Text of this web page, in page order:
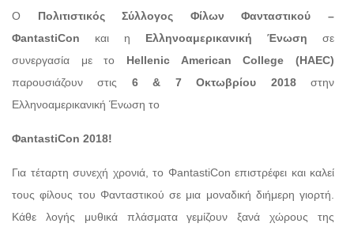
Ο Πολιτιστικός Σύλλογος Φίλων Φανταστικού –
ΦantastiCon και η Ελληνοαμερικανική Ένωση σε
συνεργασία με το Hellenic AmericanCollege (HAEC)
παρουσιάζουν στις 6 & 7 Οκτωβρίου 2018στην
Ελληνοαμερικανική Ένωση το
ΦantastiCon 2018!
Για τέταρτη συνεχή χρονιά, το ΦantastiCon επιστρέφει και καλεί
τους φίλους του Φανταστικού σε μια μοναδική διήμερη γιορτή.
Κάθε λογής μυθικά πλάσματα γεμίζουν ξανά χώρους της